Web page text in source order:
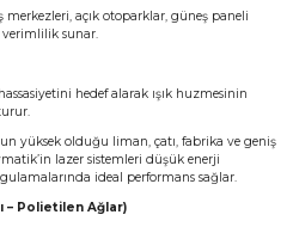
merkezleri, açık otoparklar, güneş paneli
verimlilik sunar.
hedef alarak ışık huzmesinin
yüksek olduğu liman, çatı, fabrika ve geniş
lazer sistemleri düşük enerji
ideal performans sağlar.
– Polietilen Ağlar)